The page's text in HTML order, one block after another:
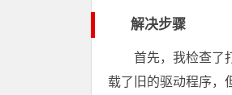
解决步骤
首先，我检查了
载了旧的驱动程序，